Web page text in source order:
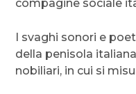
compagine sociale
I svaghi sonori e
della penisola
nobiliari, in cui si